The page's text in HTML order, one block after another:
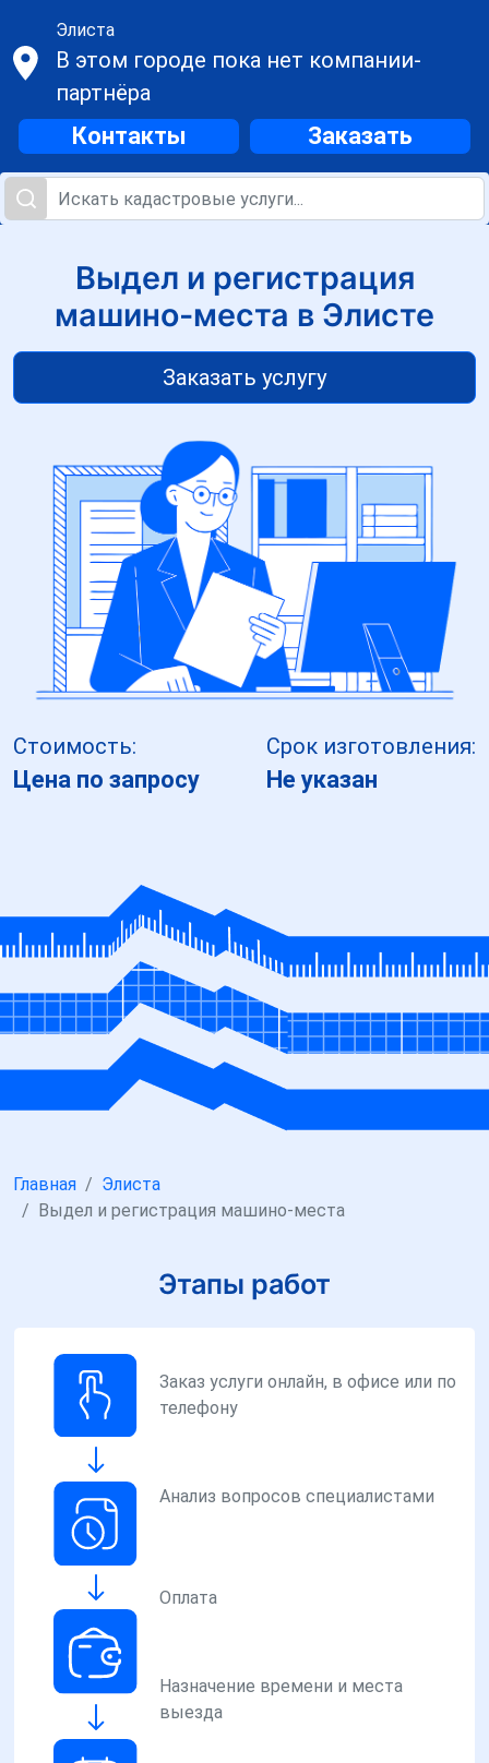
Элиста
В этом городе пока нет компании-
партнёра
Контакты Заказать
Выдел и регистрация
машино-места в Элисте
Заказать услугу
Стоимость:
Цена по запросу
Срок изготовления:
Не указан
Главная
Элиста
Выдел и регистрация машино-места
Этапы работ
Заказ услуги онлайн, в офисе или по
телефону
Анализ вопросов специалистами
Оплата
Назначение времени и места
выезда